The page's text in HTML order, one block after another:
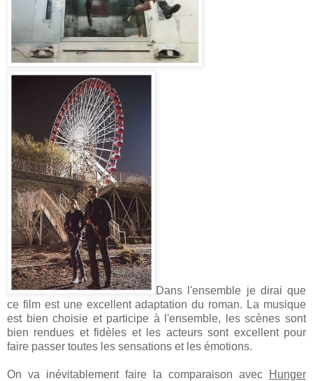
Dans l'ensemble je dirai que
ce film est une excellent adaptation du roman. La musique
est bien choisie et participe à l'ensemble, les scènes sont
bien rendues et fidèles et les acteurs sont excellent pour
faire passer toutes les sensations et les émotions.
On va inévitablement faire la comparaison avec
Hunger